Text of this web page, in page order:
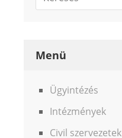
Menü
Ügyintézés
Intézmények
Civil szervezetek